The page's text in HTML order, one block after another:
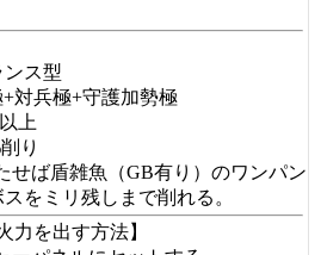
ンス型
+対兵極+守護加勢極
上
り
せば盾雑魚（GB有り）のワンパン
をミリ残しまで削れる。
力を出す方法】